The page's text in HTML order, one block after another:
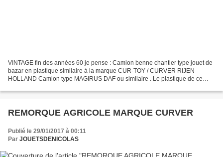
VINTAGE fin des années 60 je pense : Camion benne chantier type jouet de
bazar en plastique similaire à la marque CUR-TOY / CURVER RIJEN
HOLLAND Camion type MAGIRUS DAF ou similaire . Le plastique de ce
REMORQUE AGRICOLE MARQUE CURVER
Publié le 29/01/2017 à 00:11
Par JOUETSDENICOLAS